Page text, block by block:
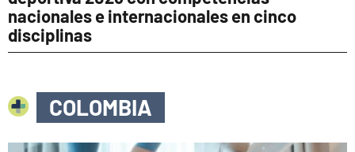
nacionales e internacionales en cinco
disciplinas
COLOMBIA